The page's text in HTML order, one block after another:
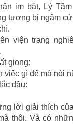
im bặt, Lý
tượng bị ngâm
viện trang
giọng:
việc gì để mà nói
đầu:
lời giải thích
thôi. Và có